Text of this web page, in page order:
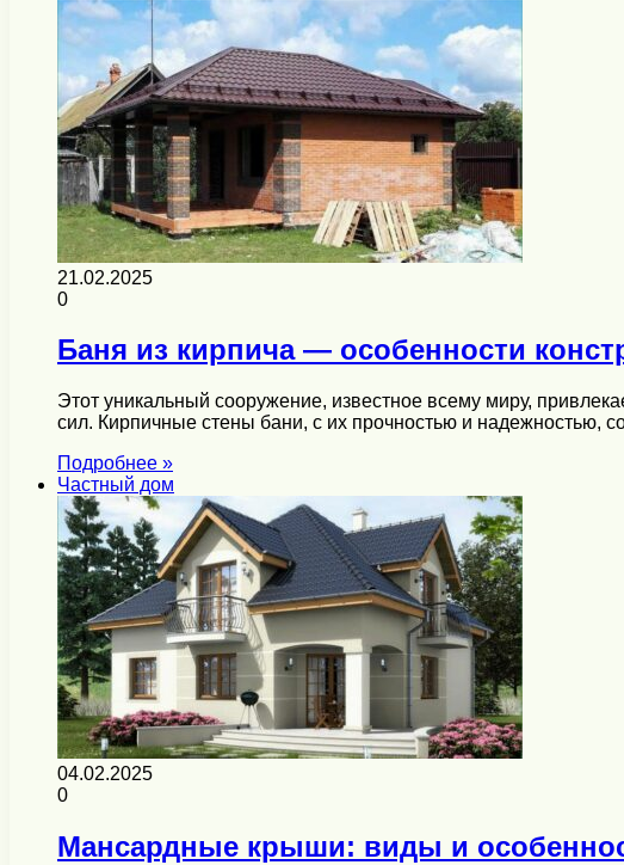
21.02.2025
0
Баня из кирпича — особенности
Этот уникальный сооружение, известное всему миру,
сил. Кирпичные стены бани, с их прочностью и надежностью,
Подробнее »
Частный дом
04.02.2025
0
Мансардные крыши: виды и